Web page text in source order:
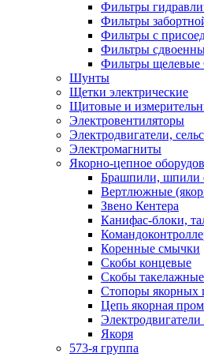
Фильтры
Фильтры
Фильтры с
Фильтры
Фильтры
Шунты
Щетки электрические
Щитовые и
Электровентиляторы
Электродвигатели,
Электромагниты
Якорно-цепное
Брашпили, шпили
Вертлюжные
Звено Кентера
Канифас-блоки,
Коренные смычки
Скобы концевые
Скобы
Стопоры якорных
Цепь якорная
Якоря
573-я группа